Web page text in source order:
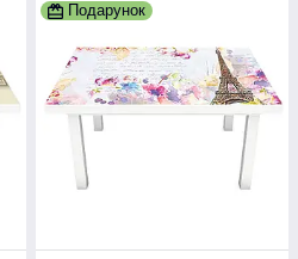
Подарунок